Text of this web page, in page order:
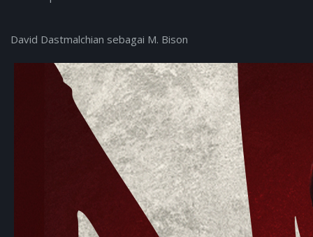
David Dastmalchian sebagai M. Bison